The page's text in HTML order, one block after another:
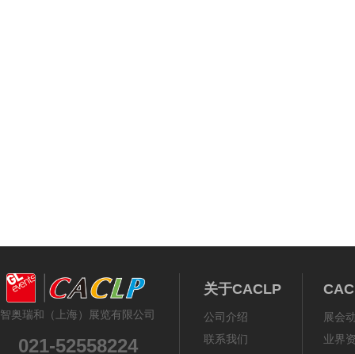
智奥瑞和（上海）展览有限公司
021-52558224
关于CACLP
公司介绍
联系我们
展会
业界